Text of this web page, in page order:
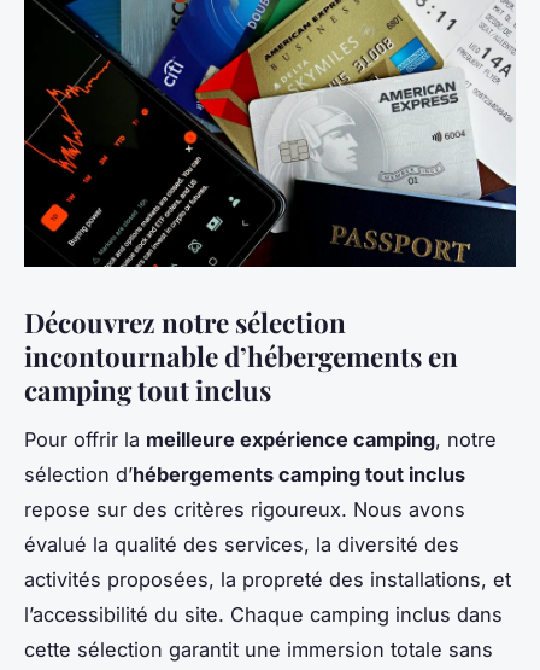
Découvrez notre sélection
incontournable d’hébergements en
camping tout inclus
Pour offrir la meilleure expérience camping, notre
sélection d’hébergements camping tout inclus
repose sur des critères rigoureux. Nous avons
évalué la qualité des services, la diversité des
activités proposées, la propreté des installations, et
l’accessibilité du site. Chaque camping inclus dans
cette sélection garantit une immersion totale sans